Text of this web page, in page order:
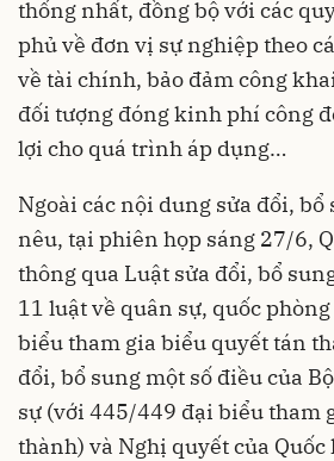
thống nhất, đồng bộ với các
phủ về đơn vị sự nghiệp theo
về tài chính, bảo đảm công
đối tượng đóng kinh phí công
lợi cho quá trình áp dụng…
Ngoài các nội dung sửa đổi, bổ
nêu, tại phiên họp sáng 27/6,
thông qua Luật sửa đổi, bổ
11 luật về quân sự, quốc
biểu tham gia biểu quyết tán
đổi, bổ sung một số điều của
sự (với 445/449 đại biểu tham
thành) và Nghị quyết của